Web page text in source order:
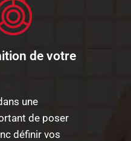
de votre
une
de poser
définir vos